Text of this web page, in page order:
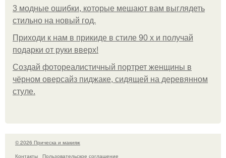
3 модные ошибки, которые мешают вам выглядеть
стильно на новый год.
Приходи к нам в прикиде в стиле 90 х и получай
подарки от руки вверх!
Создай фотореалистичный портрет женщины в
чёрном оверсайз пиджаке, сидящей на деревянном
стуле.
© 2026 Прическа и макияж
Контакты
Пользовательское соглашение